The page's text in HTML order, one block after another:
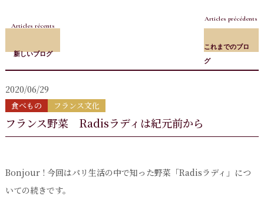
Articles récents
新しいブログ
Articles précédents
これまでのブロ
グ
2020/06/29
食べもの フランス文化
フランス野菜 Radisラディは紀元前から
Bonjour ! 今回はパリ生活の中で知った野菜「Radisラディ」につ
いての続きです。